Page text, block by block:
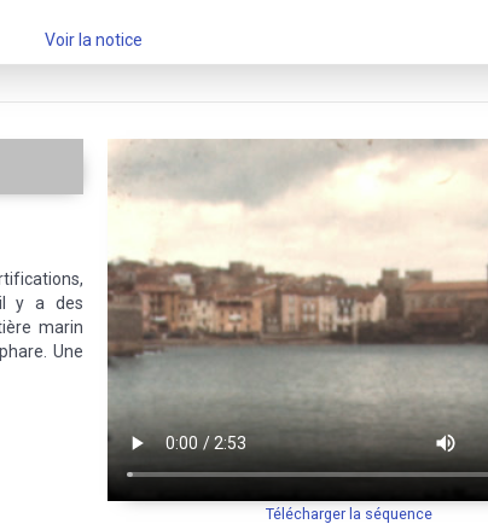
Voir la notice
Télécharger la séquence
y a des
marin
Une